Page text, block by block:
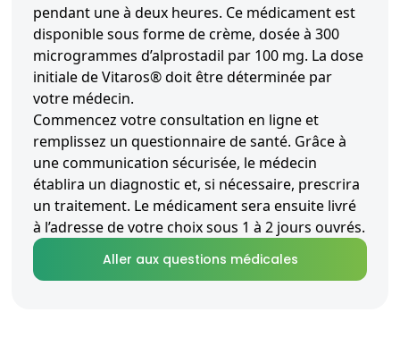
pendant une à deux heures. Ce médicament est
disponible sous forme de crème, dosée à 300
microgrammes d’alprostadil par 100 mg. La dose
initiale de Vitaros® doit être déterminée par
votre médecin.
Commencez votre consultation en ligne et
remplissez un questionnaire de santé. Grâce à
une communication sécurisée, le médecin
établira un diagnostic et, si nécessaire, prescrira
un traitement. Le médicament sera ensuite livré
à l’adresse de votre choix sous 1 à 2 jours ouvrés.
Aller aux questions médicales